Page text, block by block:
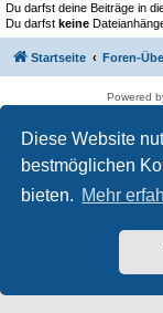
Diese Website
bestmöglichen
bieten. Mehr
Du darfst deine Beiträge in
Du darfst keine
Startseite Foren-
Powered